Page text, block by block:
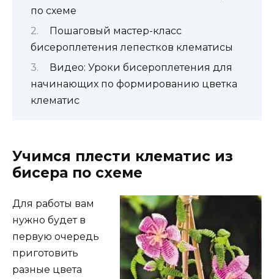
по схеме
Пошаговый мастер-класс
бисероплетения лепестков клематисы
Видео: Уроки бисероплетения для
начинающих по формированию цветка
клематис
Учимся плести клематис из
бисера по схеме
Для работы вам
нужно будет в
первую очередь
приготовить
разные цвета